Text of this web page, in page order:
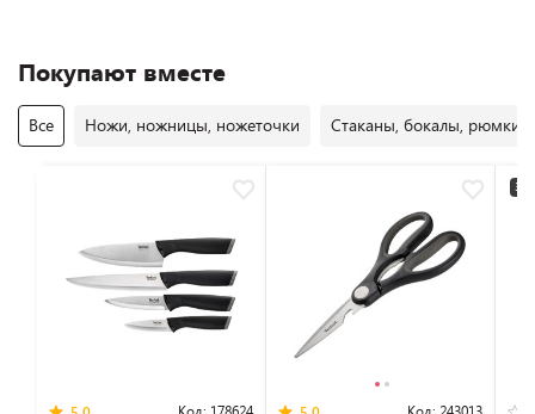
Покупают вместе
Все Ножи, ножницы, ножеточки Стаканы, бокалы, рюмки